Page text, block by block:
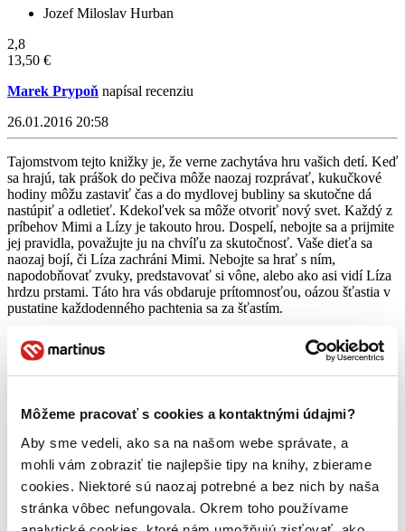
Môžeme pracovať s cookies a kontaktnými údajmi?
Aby sme vedeli, ako sa na našom webe správate, a
mohli vám zobraziť tie najlepšie tipy na knihy, zbierame
cookies. Niektoré sú naozaj potrebné a bez nich by naša
stránka vôbec nefungovala. Okrem toho používame
Jozef Miloslav Hurban
2,8
13,50 €
Marek Prypoň napísal recenziu
26.01.2016 20:58
Tajomstvom tejto knižky je, že verne zachytáva hru vašich detí. Keď
sa hrajú, tak prášok do pečiva môže naozaj rozprávať, kukučkové
hodiny môžu zastaviť čas a do mydlovej bubliny sa skutočne dá
nastúpiť a odletieť. Kdekoľvek sa môže otvoriť nový svet. Každý z
príbehov Mimi a Lízy je takouto hrou. Dospelí, nebojte sa a prijmite
jej pravidla, považujte ju na chvíľu za skutočnosť. Vaše dieťa sa
naozaj bojí, či Líza zachráni Mimi. Nebojte sa hrať s ním,
napodobňovať zvuky, predstavovať si vône, alebo ako asi vidí Líza
hrdzu prstami. Táto hra vás obdaruje prítomnosťou, oázou šťastia v
pustatine každodenného pachtenia sa za šťastím.
Aj druhý diel knihy si zachoval nenútený výchovný rozmer.
Hrdinky sa tu stretnú aj s nástrahami rýchleho moderného sveta, s
obchodovaním, so súťažením, ale všetko prekonajú, lebo ich
často viac ako Líza očami. Deti, ktoré možno nikdy nebudú mať
handicapovaného kamaráta, sa môžu veľa naučiť. Napríklad, ako
nájde Líza čokoľvek vo svojej izbe aj so zatvorenými očami.
Čítať viac